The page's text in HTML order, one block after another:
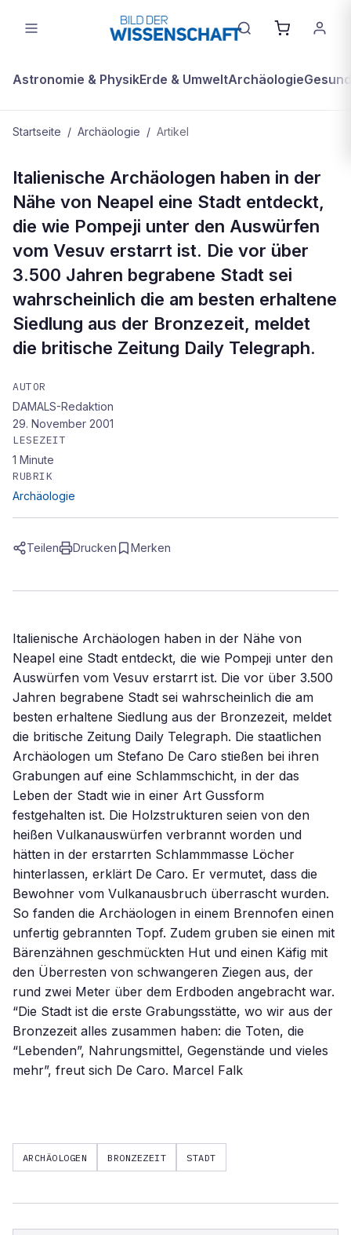
Astronomie & PhysikErde & UmweltArchäologie
Startseite / Archäologie / Artikel
Pompeji aus der Bronzezeit:
Archäologen graben im
Vulkanschlamm erstarrte Stadt aus
Italienische Archäologen haben in der
Nähe von Neapel eine Stadt entdeckt,
die wie Pompeji unter den Auswürfen
vom Vesuv erstarrt ist. Die vor über
3.500 Jahren begrabene Stadt sei
wahrscheinlich die am besten erhaltene
Siedlung aus der Bronzezeit, meldet
die britische Zeitung Daily Telegraph.
AUTOR
DAMALS-Redaktion
29. November 2001
LESEZEIT
1 Minute
RUBRIK
Archäologie
Teilen Drucken Merken
Italienische Archäologen haben in der Nähe von
Neapel eine Stadt entdeckt, die wie Pompeji unter den
Auswürfen vom Vesuv erstarrt ist. Die vor über 3.500
Jahren begrabene Stadt sei wahrscheinlich die am
besten erhaltene Siedlung aus der Bronzezeit, meldet
die britische Zeitung Daily Telegraph. Die staatlichen
Archäologen um Stefano De Caro stießen bei ihren
Grabungen auf eine Schlammschicht, in der das
Leben der Stadt wie in einer Art Gussform
festgehalten ist. Die Holzstrukturen seien von den
heißen Vulkanauswürfen verbrannt worden und
hätten in der erstarrten Schlammmasse Löcher
hinterlassen, erklärt De Caro. Er vermutet, dass die
Bewohner vom Vulkanausbruch überrascht wurden.
So fanden die Archäologen in einem Brennofen einen
unfertig gebrannten Topf. Zudem gruben sie einen mit
Bärenzähnen geschmückten Hut und einen Käfig mit
den Überresten von schwangeren Ziegen aus, der
rund zwei Meter über dem Erdboden angebracht war.
“Die Stadt ist die erste Grabungsstätte, wo wir aus der
Bronzezeit alles zusammen haben: die Toten, die
“Lebenden”, Nahrungsmittel, Gegenstände und vieles
mehr”, freut sich De Caro. Marcel Falk
ARCHÄOLOGEN BRONZEZEIT STADT